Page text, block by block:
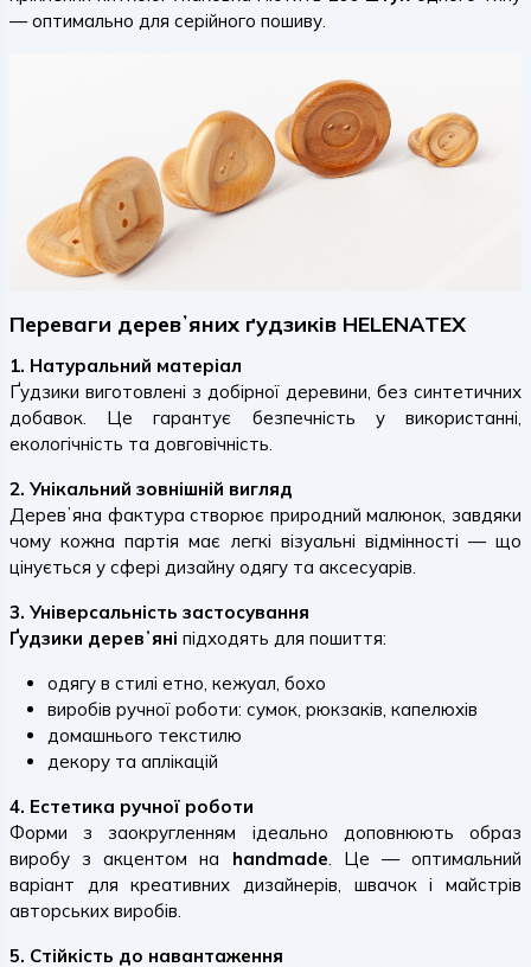
— оптимально для серійного пошиву.
Переваги деревʼяних ґудзиків HELENATEX
1. Натуральний матеріал
Ґудзики виготовлені з добірної деревини, без синтетичних
добавок. Це гарантує безпечність у використанні,
екологічність та довговічність.
2. Унікальний зовнішній вигляд
Деревʼяна фактура створює природний малюнок, завдяки
чому кожна партія має легкі візуальні відмінності — що
цінується у сфері дизайну одягу та аксесуарів.
3. Універсальність застосування
Ґудзики деревʼяні підходять для пошиття:
одягу в стилі етно, кежуал, бохо
виробів ручної роботи: сумок, рюкзаків, капелюхів
домашнього текстилю
декору та аплікацій
4. Естетика ручної роботи
Форми з заокругленням ідеально доповнюють образ
виробу з акцентом на handmade. Це — оптимальний
варіант для креативних дизайнерів, швачок і майстрів
авторських виробів.
5. Стійкість до навантаження